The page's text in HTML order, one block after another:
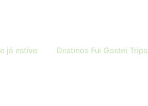
já estive Destinos Fui Gostei Trips